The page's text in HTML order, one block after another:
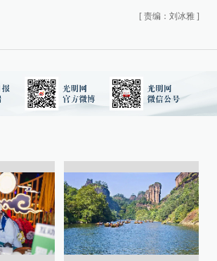
[ 责编：刘冰雅 ]